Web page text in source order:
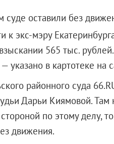
суде оставили без
к экс-мэру
565 тыс.
указано в картотеке на
районного суда
Дарьи Киямовой.
по этому делу,
движения.